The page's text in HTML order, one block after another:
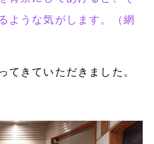
ような気がします。（網
てきていただきました。